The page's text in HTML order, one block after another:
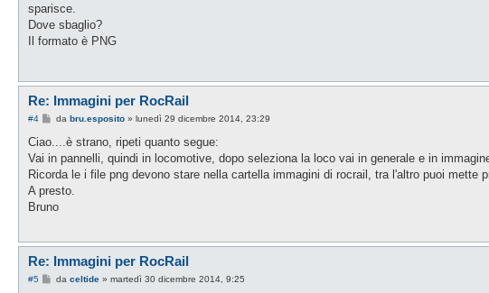
a
g
i
sparisce.
Dove sbaglio?
Il formato è PNG
Re: Immagini per RocRail
#4
M
a
g
i
o
da bru.esposito» lunedì 29 dicembre 2014, 23:29
Ciao....è strano, ripeti quanto segue:
Vai in pannelli, quindi in locomotive, dopo seleziona la loco vai in generale e in
Ricorda le i file png devono stare nella cartella immagini di rocrail, tra l'altro puoi
A presto.
Bruno
Re: Immagini per RocRail
#5
Mda celtide» martedì 30 dicembre 2014, 9:25